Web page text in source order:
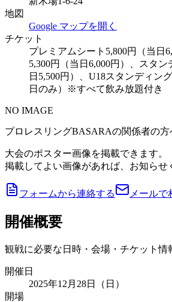
地図
Google マップを開く
チケット
プレミアムシート5,800円（当日
5,300円（当日6,000円）、スタン
日5,500円）、U18スタンディン
日のみ）※すべて飲み放題付き
NO IMAGE
プロレスリングBASARAの関係者の方
大会のポスター画像を掲載できます。
掲載してよい画像があれば、お知らせ
フォームから連絡する メールで
開催概要
観戦に必要な日時・会場・チケット情
開催日
2025年12月28日（日）
開場